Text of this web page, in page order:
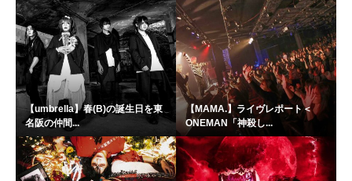
【umbrella】春(B)の誕生日を東
名阪の仲間...
【MAMA.】ライヴレポート＜
ONEMAN「神殺し...